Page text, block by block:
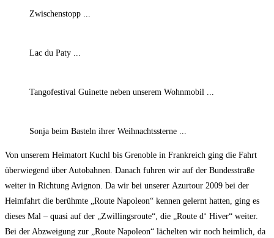
Zwischenstopp ...
Lac du Paty ...
Tangofestival Guinette neben unserem Wohnmobil ...
Sonja beim Basteln ihrer Weihnachtssterne ...
Von unserem Heimatort Kuchl bis Grenoble in Frankreich ging die Fahrt
überwiegend über Autobahnen. Danach fuhren wir auf der Bundesstraße
weiter in Richtung Avignon. Da wir bei unserer Azurtour 2009 bei der
Heimfahrt die berühmte „Route Napoleon“ kennen gelernt hatten, ging es
dieses Mal – quasi auf der „Zwillingsroute“, die „Route d‘ Hiver“ weiter.
Bei der Abzweigung zur „Route Napoleon“ lächelten wir noch heimlich, da